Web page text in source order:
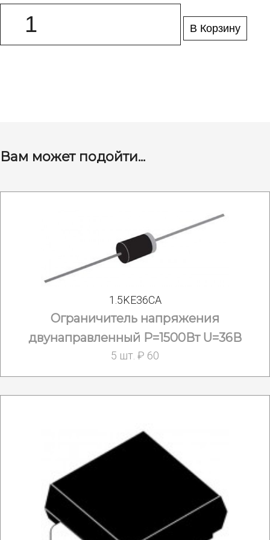
В Корзину
Вам может подойти...
1.5KE36CA
Ограничитель напряжения
двунаправленный Р=1500Вт U=36В
5 шт. ₽ 60